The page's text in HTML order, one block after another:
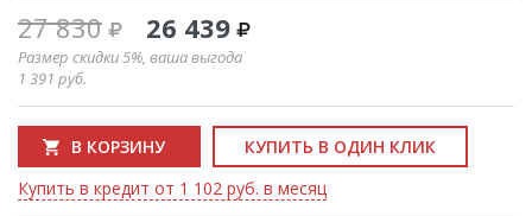
27 830 26 439
Размер скидки 5%, ваша выгода
1 391 руб.
В КОРЗИНУ
КУПИТЬ В ОДИН КЛИК
Купить в кредит от 1 102 руб. в месяц